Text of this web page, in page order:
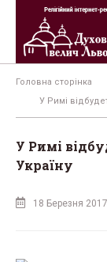
Перейти
вмісту
Головна сторінка
У Римі
У Римі
Україну
18 Березня